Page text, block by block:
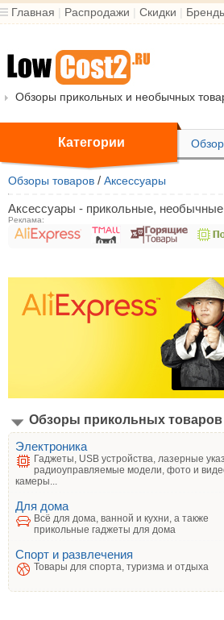
Главная | Распродажи | Скидки |
Обзоры прикольных и необычных
Категории
Обзоры товаров / Аксессуары
Аксессуары - прикольные,
Реклама:
Обзоры прикольных товаров
Электроника
Гаджеты, USB устройства, лазерные
радиоуправляемые модели, фото и
камеры...
Для дома
Всё для дома, ванной и кухни, а также
прикольные гаджеты для дома
Спорт и развлечения
Товары для спорта, туризма и отдыха